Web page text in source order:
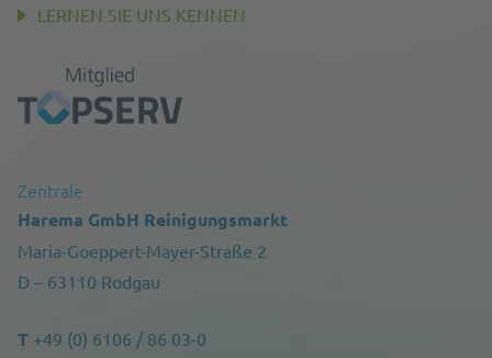
LERNEN SIE UNS KENNEN
Zentrale
Harema GmbH Reinigungsmarkt
Maria-Goeppert-Mayer-Straße 2
D – 63110 Rodgau
T +49 (0) 6106 / 86 03-0